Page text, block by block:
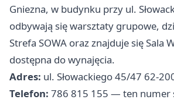
Gniezna, w budynku przy ul.
odbywają się warsztaty grupowe,
Strefa SOWA oraz znajduje się Sala
dostępna do wynajęcia.
Adres: ul. Słowackiego 45/47 62-
Telefon: 786 815 155 — ten numer